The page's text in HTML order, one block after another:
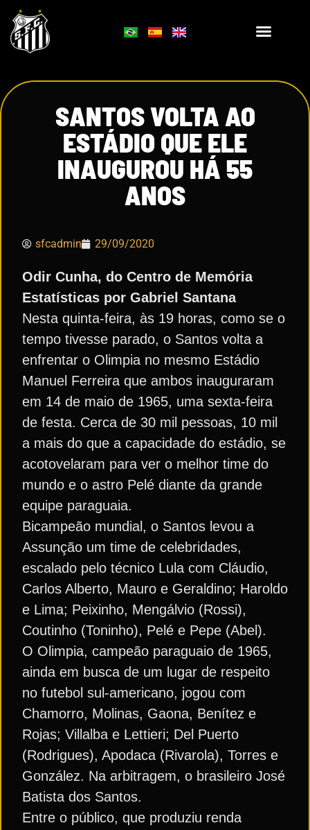
SANTOS VOLTA AO
ESTÁDIO QUE ELE
INAUGUROU HÁ 55
ANOS
sfcadmin 29/09/2020
Odir Cunha, do Centro de Memória
Estatísticas por Gabriel Santana
Nesta quinta-feira, às 19 horas, como se o
tempo tivesse parado, o Santos volta a
enfrentar o Olimpia no mesmo Estádio
Manuel Ferreira que ambos inauguraram
em 14 de maio de 1965, uma sexta-feira
de festa. Cerca de 30 mil pessoas, 10 mil
a mais do que a capacidade do estádio, se
acotovelaram para ver o melhor time do
mundo e o astro Pelé diante da grande
equipe paraguaia.
Bicampeão mundial, o Santos levou a
Assunção um time de celebridades,
escalado pelo técnico Lula com Cláudio,
Carlos Alberto, Mauro e Geraldino; Haroldo
e Lima; Peixinho, Mengálvio (Rossi),
Coutinho (Toninho), Pelé e Pepe (Abel).
O Olimpia, campeão paraguaio de 1965,
ainda em busca de um lugar de respeito
no futebol sul-americano, jogou com
Chamorro, Molinas, Gaona, Benítez e
Rojas; Villalba e Lettieri; Del Puerto
(Rodrigues), Apodaca (Rivarola), Torres e
González. Na arbitragem, o brasileiro José
Batista dos Santos.
Entre o público, que produziu renda